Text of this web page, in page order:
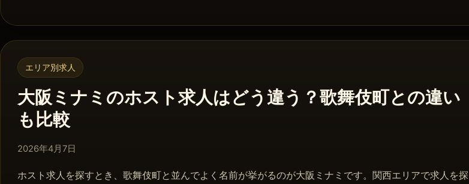
エリア別求人
大阪ミナミのホスト求人はどう違う？歌舞伎町との違い
も比較
2026年4月7日
ホスト求人を探すとき、歌舞伎町と並んでよく名前が挙がるのが大阪ミナミです。関西エリアで求人を探